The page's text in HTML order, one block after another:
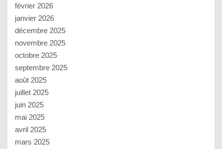
février 2026
janvier 2026
décembre 2025
novembre 2025
octobre 2025
septembre 2025
août 2025
juillet 2025
juin 2025
mai 2025
avril 2025
mars 2025